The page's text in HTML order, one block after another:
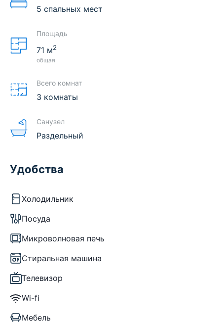
5 спальных мест
Площадь
71 м2
общая
Всего комнат
3 комнаты
Санузел
Раздельный
Удобства
Холодильник
Посуда
Микроволновая печь
Стиральная машина
Телевизор
Wi-fi
Мебель